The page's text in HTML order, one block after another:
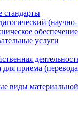
стандарты
услуги
приема
виды